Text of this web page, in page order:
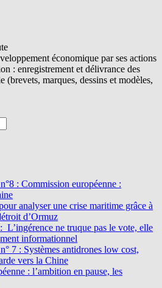
économique par ses actions
: enregistrement et délivrance des
(brevets, marques, dessins et modèles,
: Commission européenne :
analyser une crise maritime grâce à
d’Ormuz
ne truque pas le vote, elle
informationnel
7 : Systèmes antidrones low cost,
vers la Chine
: l’ambition en pause, les